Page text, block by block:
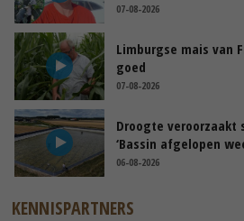
07-08-2026
Limburgse mais van
goed
07-08-2026
Droogte veroorzaakt
‘Bassin afgelopen
06-08-2026
KENNISPARTNERS